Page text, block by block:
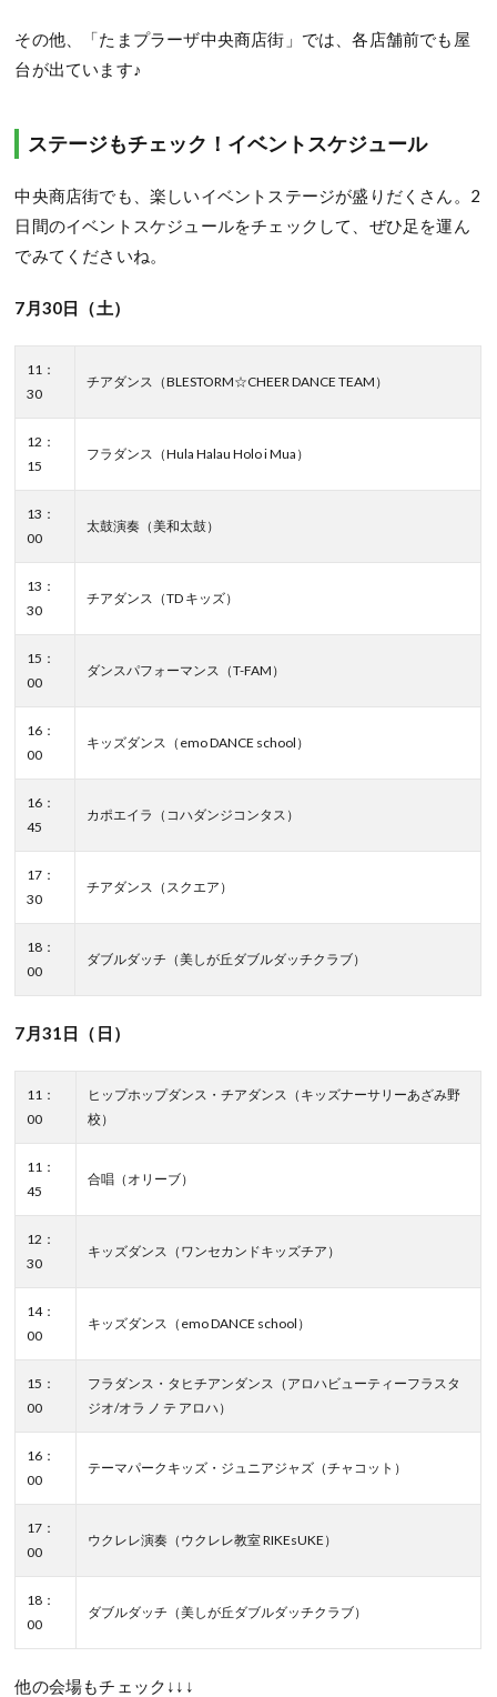
その他、「たまプラーザ中央商店街」では、各店舗前でも屋
台が出ています♪
ステージもチェック！イベントスケジュール
中央商店街でも、楽しいイベントステージが盛りだくさん。2
日間のイベントスケジュールをチェックして、ぜひ足を運ん
でみてくださいね。
7月30日（土）
11：
30
チアダンス（BLESTORM☆CHEER DANCE TEAM）
12：
15
フラダンス（Hula Halau Holo i Mua）
13：
00
太鼓演奏（美和太鼓）
13：
30
チアダンス（TD キッズ）
15：
00
ダンスパフォーマンス（T-FAM）
16：
00
キッズダンス（emo DANCE school）
16：
45
カポエイラ（コハダンジコンタス）
17：
30
チアダンス（スクエア）
18：
00
ダブルダッチ（美しが丘ダブルダッチクラブ）
7月31日（日）
11：
00
ヒップホップダンス・チアダンス（キッズナーサリーあざみ野
校）
11：
45
合唱（オリーブ）
12：
30
キッズダンス（ワンセカンドキッズチア）
14：
00
キッズダンス（emo DANCE school）
15：
00
フラダンス・タヒチアンダンス（アロハビューティーフラスタ
ジオ/オラ ノ テ アロハ）
16：
00
テーマパークキッズ・ジュニアジャズ（チャコット）
17：
00
ウクレレ演奏（ウクレレ教室 RIKEsUKE）
18：
00
ダブルダッチ（美しが丘ダブルダッチクラブ）
他の会場もチェック↓↓↓